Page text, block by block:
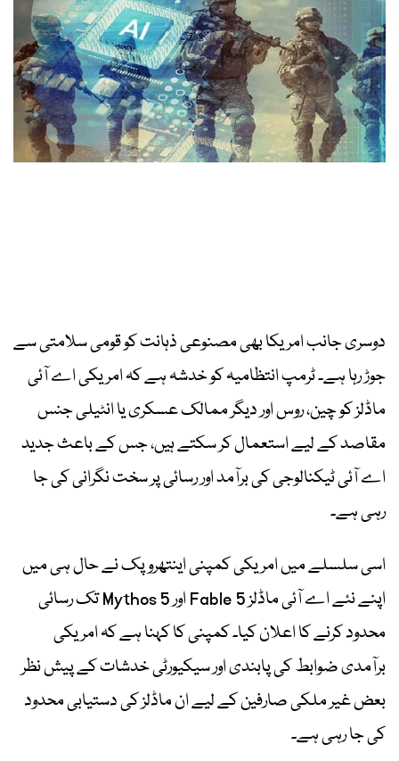
دوسری جانب امریکا بھی مصنوعی ذہانت کو قومی سلامتی سے
جوڑ رہا ہے۔ ٹرمپ انتظامیہ کو خدشہ ہے کہ امریکی اے آئی
ماڈلز کو چین، روس اور دیگر ممالک عسکری یا انٹیلی جنس
مقاصد کے لیے استعمال کر سکتے ہیں، جس کے باعث جدید
اے آئی ٹیکنالوجی کی برآمد اور رسائی پر سخت نگرانی کی جا
رہی ہے۔
اسی سلسلے میں امریکی کمپنی اینتھروپک نے حال ہی میں
اپنے نئے اے آئی ماڈلز Fable 5 اور Mythos 5 تک رسائی
محدود کرنے کا اعلان کیا۔ کمپنی کا کہنا ہے کہ امریکی
برآمدی ضوابط کی پابندی اور سیکیورٹی خدشات کے پیش نظر
بعض غیر ملکی صارفین کے لیے ان ماڈلز کی دستیابی محدود
کی جا رہی ہے۔